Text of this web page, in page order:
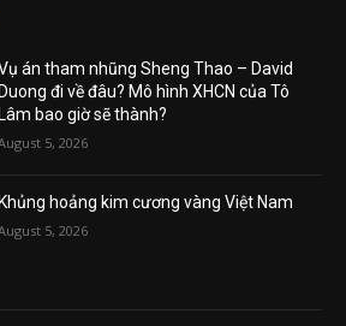
án tham nhũng Sheng Thao – David
Duong đi về đâu? Mô hình XHCN của Tô
Lâm bao giờ sẽ thành?
5, 2026
Khủng hoảng kim cương vàng Việt Nam
5, 2026